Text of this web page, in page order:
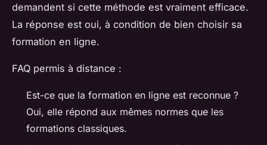
demandent si cette méthode est vraiment efficace.
La réponse est oui, à condition de bien choisir sa
formation en ligne.
FAQ permis à distance :
Est-ce que la formation en ligne est reconnue ?
Oui, elle répond aux mêmes normes que les
formations classiques.